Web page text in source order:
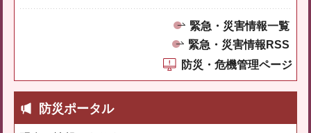
緊急・災害情報一覧
緊急・災害情報RSS
防災・危機管理ページ
防災ポータル